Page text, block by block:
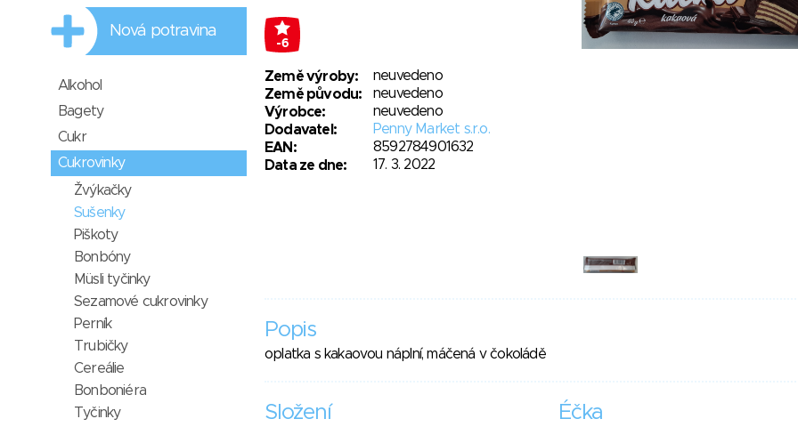
-6
Země výroby:
neuvedeno
Země původu:
neuvedeno
Výrobce:
neuvedeno
Dodavatel:
Penny Market s.r.o.
EAN:
8592784901632
Data ze dne:
17. 3. 2022
Popis
oplatka s kakaovou náplní, máčená v čokoládě
Složení Éčka
Nová potravina
Alkohol
Bagety
Cukr
Cukrovinky
Žvýkačky
Sušenky
Piškoty
Bonbóny
Müsli tyčinky
Sezamové cukrovinky
Perník
Trubičky
Cereálie
Bonboniéra
Tyčinky